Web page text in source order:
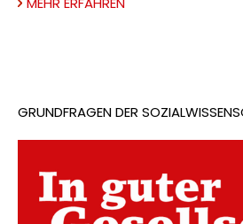
GRUNDFRAGEN DER